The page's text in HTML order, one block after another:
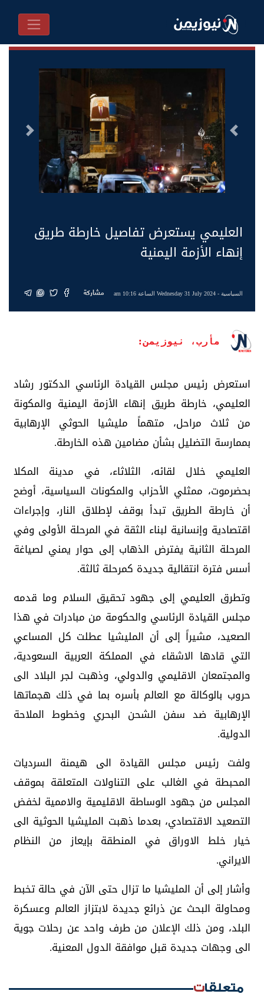
السابق التالى
العليمي يستعرض تفاصيل خارطة طريق
إنهاء الأزمة اليمنية
السياسية- Wednesday 31 July 2024 الساعة 10:16 am مشاركة
مأرب، نيوزيمن:
استعرض رئيس مجلس القيادة الرئاسي الدكتور رشاد
العليمي، خارطة طريق إنهاء الأزمة اليمنية والمكونة
من ثلاث مراحل، متهماً مليشيا الحوثي الإرهابية
بممارسة التضليل بشأن مضامين هذه الخارطة.
العليمي خلال لقائه، الثلاثاء، في مدينة المكلا
بحضرموت، ممثلي الأحزاب والمكونات السياسية، أوضح
أن خارطة الطريق تبدأ بوقف لإطلاق النار، وإجراءات
اقتصادية وإنسانية لبناء الثقة في المرحلة الأولى وفي
المرحلة الثانية يفترض الذهاب إلى حوار يمني لصياغة
أسس فترة انتقالية جديدة كمرحلة ثالثة.
وتطرق العليمي إلى جهود تحقيق السلام وما قدمه
مجلس القيادة الرئاسي والحكومة من مبادرات في هذا
الصعيد، مشيراً إلى أن المليشيا عطلت كل المساعي
التي قادها الاشقاء في المملكة العربية السعودية،
والمجتمعان الاقليمي والدولي، وذهبت لجر البلاد الى
حروب بالوكالة مع العالم بأسره بما في ذلك هجماتها
الإرهابية ضد سفن الشحن البحري وخطوط الملاحة
الدولية.
ولفت رئيس مجلس القيادة الى هيمنة السرديات
المحبطة في الغالب على التناولات المتعلقة بموقف
المجلس من جهود الوساطة الاقليمية والاممية لخفض
التصعيد الاقتصادي، بعدما ذهبت المليشيا الحوثية الى
خيار خلط الاوراق في المنطقة بإيعاز من النظام
الايراني.
وأشار إلى أن المليشيا ما تزال حتى الآن في حالة تخبط
ومحاولة البحث عن ذرائع جديدة لابتزاز العالم وعسكرة
البلد، ومن ذلك الإعلان من طرف واحد عن رحلات جوية
الى وجهات جديدة قبل موافقة الدول المعنية.
متعلقات